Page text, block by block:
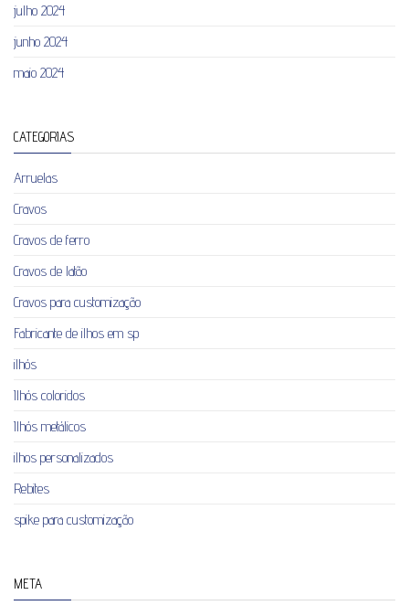
julho 2024
junho 2024
maio 2024
CATEGORIAS
Arruelas
Cravos
Cravos de ferro
Cravos de latão
Cravos para customização
Fabricante de ilhos em sp
ilhós
Ilhós coloridos
Ilhós metálicos
ilhos personalizados
Rebites
spike para customização
META